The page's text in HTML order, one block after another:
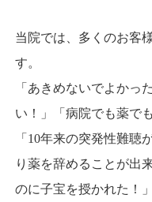
当院では、多くのお客
す。
「あきめないでよかっ
い！」「病院でも薬で
「10年来の突発性難聴
り薬を辞めることが出
のに子宝を授かれた！